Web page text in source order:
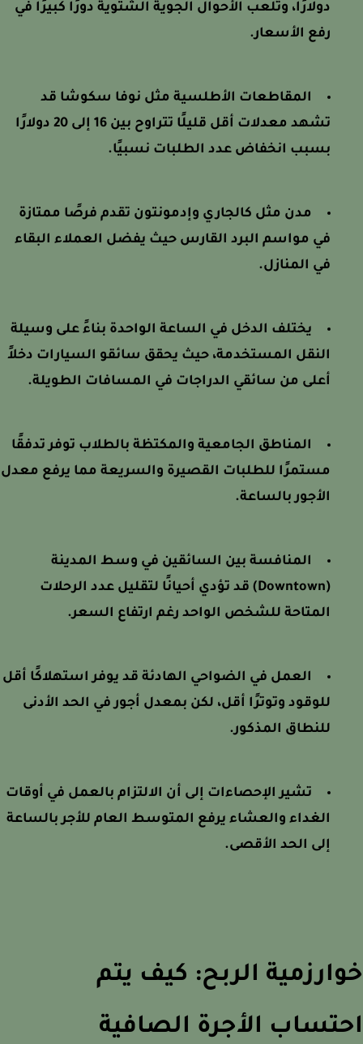
دولارًا، وتلعب الأحوال الجوية الشتوية دورًا كبيرًا في
رفع الأسعار.
المقاطعات الأطلسية مثل نوفا سكوشا قد
تشهد معدلات أقل قليلًا تتراوح بين 16 إلى 20 دولارًا
بسبب انخفاض عدد الطلبات نسبيًا.
مدن مثل كالجاري وإدمونتون تقدم فرصًا ممتازة
في مواسم البرد القارس حيث يفضل العملاء البقاء
في المنازل.
يختلف الدخل في الساعة الواحدة بناءً على وسيلة
النقل المستخدمة، حيث يحقق سائقو السيارات دخلاً
أعلى من سائقي الدراجات في المسافات الطويلة.
المناطق الجامعية والمكتظة بالطلاب توفر تدفقًا
مستمرًا للطلبات القصيرة والسريعة مما يرفع معدل
الأجور بالساعة.
المنافسة بين السائقين في وسط المدينة
(Downtown) قد تؤدي أحيانًا لتقليل عدد الرحلات
المتاحة للشخص الواحد رغم ارتفاع السعر.
العمل في الضواحي الهادئة قد يوفر استهلاكًا أقل
للوقود وتوترًا أقل، لكن بمعدل أجور في الحد الأدنى
للنطاق المذكور.
تشير الإحصاءات إلى أن الالتزام بالعمل في أوقات
الغداء والعشاء يرفع المتوسط العام للأجر بالساعة
إلى الحد الأقصى.
الربح: كيف يتم
الأجرة الصافية